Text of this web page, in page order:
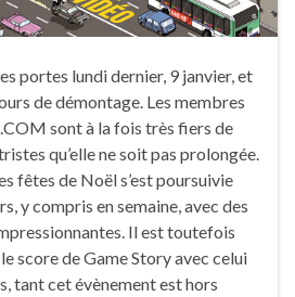
portes lundi dernier, 9 janvier, et
de démontage. Les membres
sont à la fois très fiers de
qu’elle ne soit pas prolongée.
fêtes de Noël s’est poursuivie
y compris en semaine, avec des
Il est toutefois
score de Game Story avec celui
tant cet évènement est hors